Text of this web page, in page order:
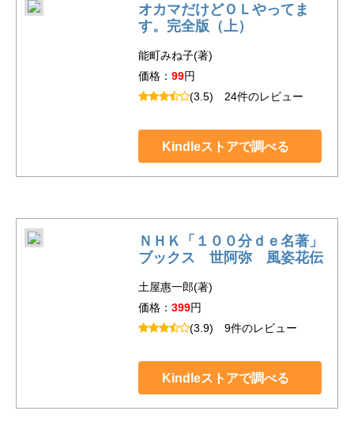
オカマだけどＯＬやってま
す。完全版（上）
能町みね子(著)
価格： 99円
(3.5) 24件のレビュー
Kindleストアで調べる
ＮＨＫ「１００分ｄｅ名著」
ブックス 世阿弥 風姿花伝
土屋惠一郎(著)
価格： 399円
(3.9) 9件のレビュー
Kindleストアで調べる